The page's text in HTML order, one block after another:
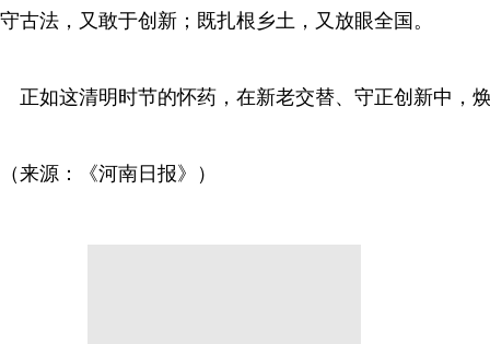
守古法，又敢于创新；既扎根乡土，又放眼全国。
正如这清明时节的怀药，在新老交替、守正创新中，
（来源：《河南日报》）